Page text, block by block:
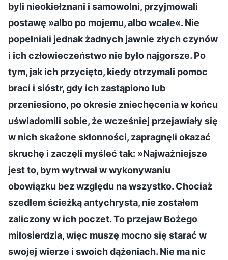
byli nieokiełznani i samowolni, przyjmowali
postawę »albo po mojemu, albo wcale«. Nie
popełniali jednak żadnych jawnie złych czynów
i ich człowieczeństwo nie było najgorsze. Po
tym, jak ich przycięto, kiedy otrzymali pomoc
braci i sióstr, gdy ich zastąpiono lub
przeniesiono, po okresie zniechęcenia w końcu
uświadomili sobie, że wcześniej przejawiały się
w nich skażone skłonności, zapragnęli okazać
skruchę i zaczęli myśleć tak: »Najważniejsze
jest to, bym wytrwał w wykonywaniu
obowiązku bez względu na wszystko. Chociaż
szedłem ścieżką antychrysta, nie zostałem
zaliczony w ich poczet. To przejaw Bożego
miłosierdzia, więc muszę mocno się starać w
swojej wierze i swoich dążeniach. Nie ma nic